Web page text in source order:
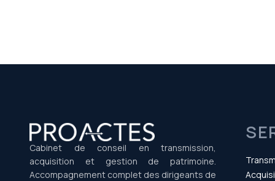
Cabinet de conseil en transmission,
acquisition et gestion de patrimoine.
Accompagnement complet des dirigeants de